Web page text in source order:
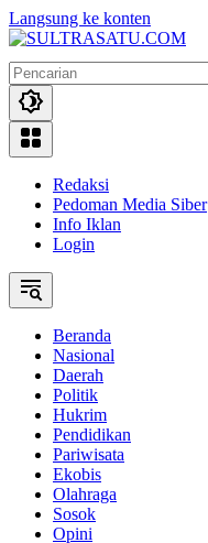
Langsung ke konten
Redaksi
Pedoman Media Siber
Info Iklan
Login
Beranda
Nasional
Daerah
Politik
Hukrim
Pendidikan
Pariwisata
Ekobis
Olahraga
Sosok
Opini